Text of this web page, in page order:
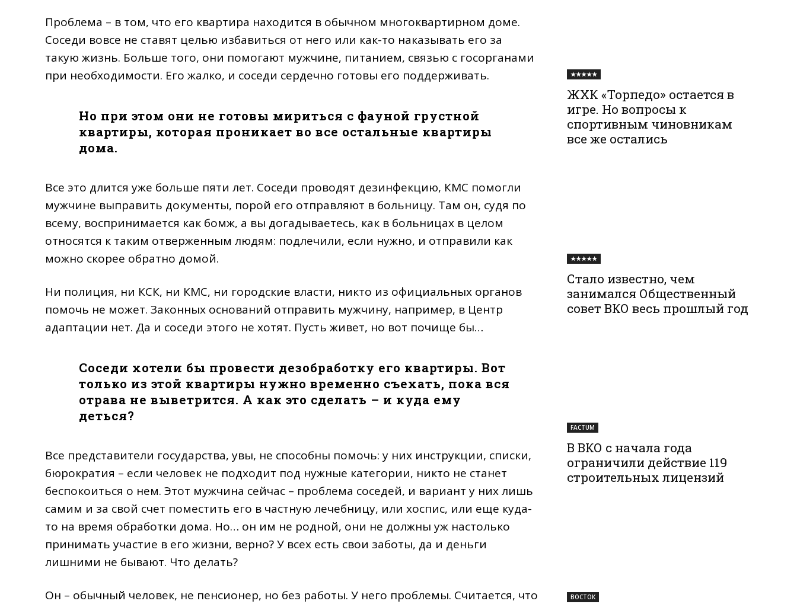
Проблема – в том, что его квартира находится в обычном многоквартирном доме.
Соседи вовсе не ставят целью избавиться от него или как-то наказывать его за
такую жизнь. Больше того, они помогают мужчине, питанием, связью с госорганами
при необходимости. Его жалко, и соседи сердечно готовы его поддерживать.
Но при этом они не готовы мириться с фауной грустной
квартиры, которая проникает во все остальные квартиры
дома.
Все это длится уже больше пяти лет. Соседи проводят дезинфекцию, КМС помогли
мужчине выправить документы, порой его отправляют в больницу. Там он, судя по
всему, воспринимается как бомж, а вы догадываетесь, как в больницах в целом
относятся к таким отверженным людям: подлечили, если нужно, и отправили как
можно скорее обратно домой.
Ни полиция, ни КСК, ни КМС, ни городские власти, никто из официальных органов
помочь не может. Законных оснований отправить мужчину, например, в Центр
адаптации нет. Да и соседи этого не хотят. Пусть живет, но вот почище бы…
Соседи хотели бы провести дезобработку его квартиры. Вот
только из этой квартиры нужно временно съехать, пока вся
отрава не выветрится. А как это сделать – и куда ему
деться?
Все представители государства, увы, не способны помочь: у них инструкции, списки,
бюрократия – если человек не подходит под нужные категории, никто не станет
беспокоиться о нем. Этот мужчина сейчас – проблема соседей, и вариант у них лишь
самим и за свой счет поместить его в частную лечебницу, или хоспис, или еще куда-
то на время обработки дома. Но… он им не родной, они не должны уж настолько
принимать участие в его жизни, верно? У всех есть свои заботы, да и деньги
лишними не бывают. Что делать?
Он – обычный человек, не пенсионер, но без работы. У него проблемы. Считается, что
★★★★★
ЖХК «Торпедо» остается в
игре. Но вопросы к
спортивным чиновникам
все же остались
★★★★★
Стало известно, чем
занимался Общественный
совет ВКО весь прошлый год
FACTUM
В ВКО с начала года
ограничили действие 119
строительных лицензий
ВОСТОК